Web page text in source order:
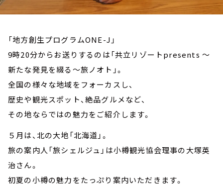
「地方創生プログラムONE-J」
9時20分からお送りするのは「共立リゾートpresents ～
新たな発見を綴る～旅ノオト」。
全国の様々な地域をフォーカスし、
歴史や観光スポット、絶品グルメなど、
その地ならではの魅力をご紹介します。
５月は、北の大地「北海道」。
旅の案内人「旅シェルジュ」は小樽観光協会理事の大塚英
治さん。
初夏の小樽の魅力をたっぷり案内いただきます。